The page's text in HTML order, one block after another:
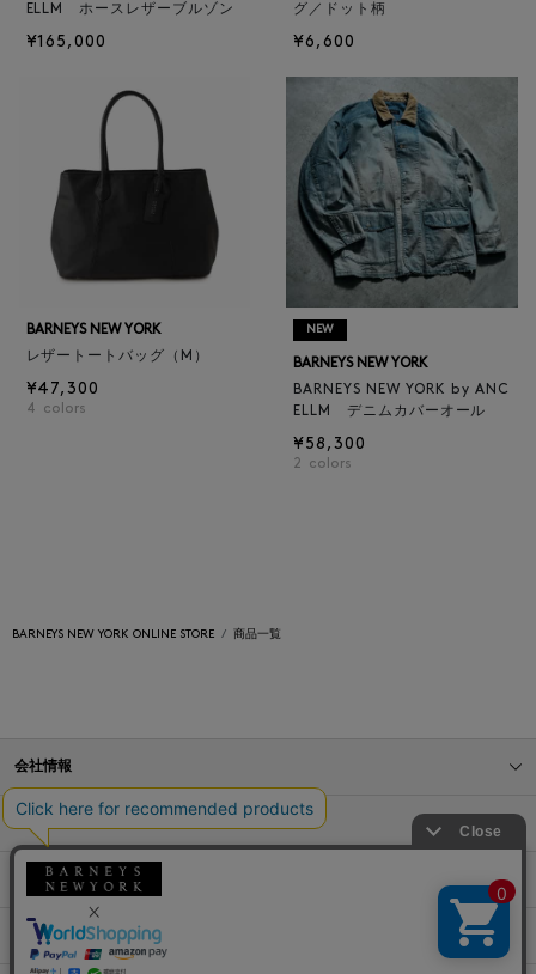
ELLM ホースレザーブルゾン
¥165,000
グ／ドット柄
¥6,600
BARNEYS NEW YORK
レザートートバッグ（M）
¥47,300
4 colors
NEW
BARNEYS NEW YORK
BARNEYS NEW YORK by ANC
ELLM デニムカバーオール
¥58,300
2 colors
BARNEYS NEW YORK ONLINE STORE 商品一覧
会社情報
オンラインストアショッピングガイド
店舗情報
サービス